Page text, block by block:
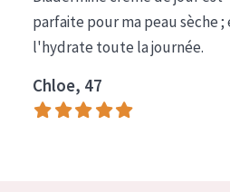
COLLECTION
Essentials
Lift+
Expert
parfaite pour ma peau sèche ;
l'hydrate toute la journée.
Chloe, 47